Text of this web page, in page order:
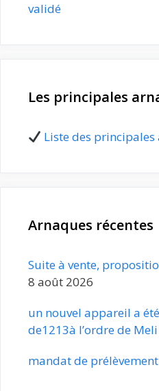
validé
Les principales
Liste des principales
Arnaques récentes
Suite à vente,
8 août 2026
un nouvel appareil a
de1213à l’ordre de Meli
mandat de